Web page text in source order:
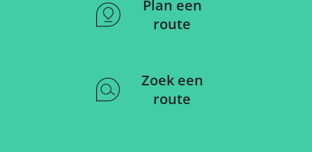
Plan een
route
Zoek een
route